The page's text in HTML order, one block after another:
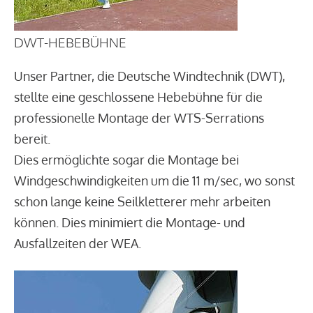
DWT-HEBEBÜHNE
Unser Partner, die Deutsche Windtechnik (DWT),
stellte eine geschlossene Hebebühne für die
professionelle Montage der WTS-Serrations
bereit.
Dies ermöglichte sogar die Montage bei
Windgeschwindigkeiten um die 11 m/sec, wo sonst
schon lange keine Seilkletterer mehr arbeiten
können. Dies minimiert die Montage- und
Ausfallzeiten der WEA.